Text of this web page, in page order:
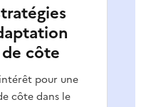
côte
pour une
côte dans le